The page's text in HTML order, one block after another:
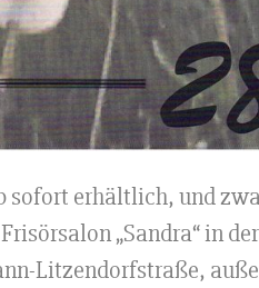
sofort erhältlich, und
„Sandra“ in
Litzendorfstraße,